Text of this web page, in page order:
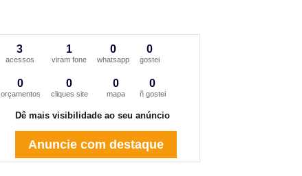
3
acessos
1
viram fone
0
whatsapp
0
gostei
0
orçamentos
0
cliques site
0
mapa
0
ñ gostei
Dê mais visibilidade ao seu anúncio
Anuncie com destaque